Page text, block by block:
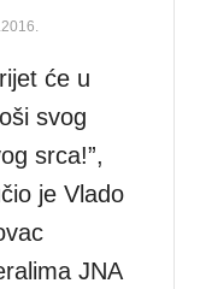
će u
svog
srca!”,
je Vlado
JNA